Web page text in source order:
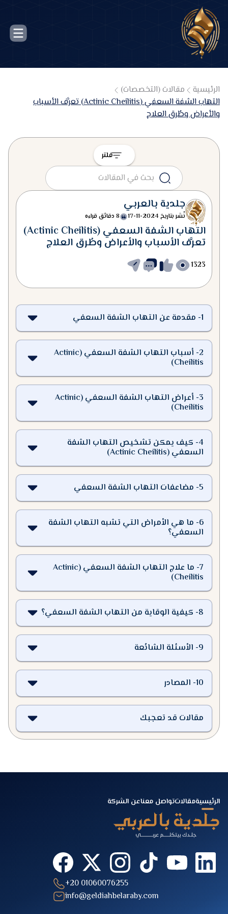
الرئيسية
مقالات (التخصصات)
التهاب الشفة السعفي (Actinic Cheilitis) تعرَّف الأسباب
والأعراض وطُرق العلاج
فلتر
جلدية بالعربي
نٌشر بتاريخ2024-11-17 8 دقائق قراءه
التهاب الشفة السعفي (Actinic Cheilitis)
تعرَّف الأسباب والأعراض وطُرق العلاج
1323
1
- مقدمة عن التهاب الشفة السعفي
2
- أسباب التهاب الشفة السعفي (Actinic
Cheilitis)
3
- أعراض التهاب الشفة السعفي (Actinic
Cheilitis)
4
- كيف يمكن تشخيص التهاب الشفة
السعفي (Actinic Cheilitis)
5
- مضاعفات التهاب الشفة السعفي
6
- ما هي الأمراض التي تشبه التهاب الشفة
السعفي؟
7
- ما علاج التهاب الشفة السعفي (Actinic
Cheilitis)
8
- كيفية الوقاية من التهاب الشفة السعفي؟
9
- الأسئلة الشائعة
10
- المصادر
مقالات قد تعجبك
الرئيسيةمقالاتتواصل معناعن الشركة
+20 01060076255
info@geldiahbelaraby.com